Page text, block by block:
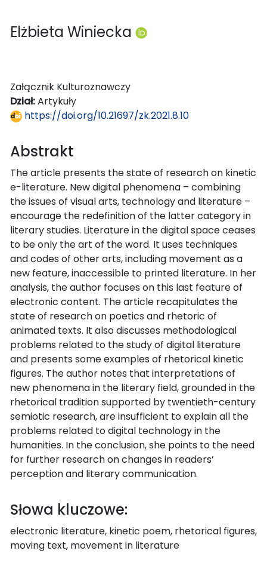
Elżbieta Winiecka
Załącznik Kulturoznawczy
Dział:Artykuły
https://doi.org/10.21697/zk.2021.8.10
Abstrakt
The article presents the state of research on kinetic
e-literature. New digital phenomena – combining
the issues of visual arts, technology and literature –
encourage the redefinition of the latter category in
literary studies. Literature in the digital space ceases
to be only the art of the word. It uses techniques
and codes of other arts, including movement as a
new feature, inaccessible to printed literature. In her
analysis, the author focuses on this last feature of
electronic content. The article recapitulates the
state of research on poetics and rhetoric of
animated texts. It also discusses methodological
problems related to the study of digital literature
and presents some examples of rhetorical kinetic
figures. The author notes that interpretations of
new phenomena in the literary field, grounded in the
rhetorical tradition supported by twentieth-century
semiotic research, are insufficient to explain all the
problems related to digital technology in the
humanities. In the conclusion, she points to the need
for further research on changes in readers’
perception and literary communication.
Słowa kluczowe:
electronic literature, kinetic poem, rhetorical figures,
moving text, movement in literature